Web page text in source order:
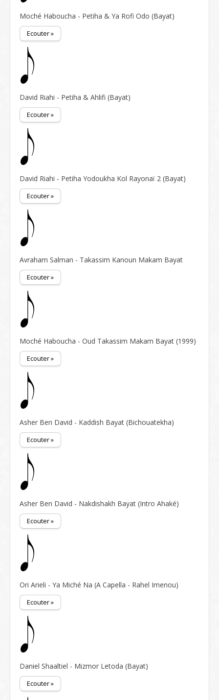
Moché Haboucha - Petiha & Ya Rofi Odo (Bayat)
Ecouter »
David Riahi - Petiha & Ahlifi (Bayat)
Ecouter »
David Riahi - Petiha Yodoukha Kol Rayonaï 2 (Bayat)
Ecouter »
Avraham Salman - Takassim Kanoun Makam Bayat
Ecouter »
Moché Haboucha - Oud Takassim Makam Bayat (1999)
Ecouter »
Asher Ben David - Kaddish Bayat (Bichouatekha)
Ecouter »
Asher Ben David - Nakdishakh Bayat (Intro Ahaké)
Ecouter »
Ori Arieli - Ya Miché Na (A Capella - Rahel Imenou)
Ecouter »
Daniel Shaaltiel - Mizmor Letoda (Bayat)
Ecouter »